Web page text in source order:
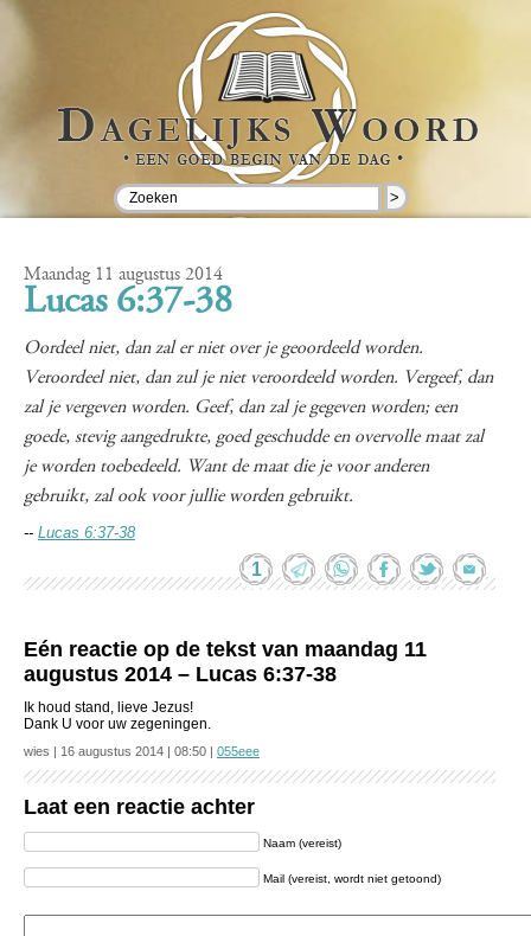
>
Maandag 11 augustus 2014
Lucas 6:37-38
Oordeel niet, dan zal er niet over je geoordeeld worden.
Veroordeel niet, dan zul je niet veroordeeld worden. Vergeef, dan
zal je vergeven worden. Geef, dan zal je gegeven worden; een
goede, stevig aangedrukte, goed geschudde en overvolle maat zal
je worden toebedeeld. Want de maat die je voor anderen
gebruikt, zal ook voor jullie worden gebruikt.
-- Lucas 6:37-38
1
Eén reactie op de tekst van maandag 11
augustus 2014 – Lucas 6:37-38
Ik houd stand, lieve Jezus!
Dank U voor uw zegeningen.
wies | 16 augustus 2014 | 08:50 | 055eee
Laat een reactie achter
Naam (vereist)
Mail (vereist, wordt niet getoond)